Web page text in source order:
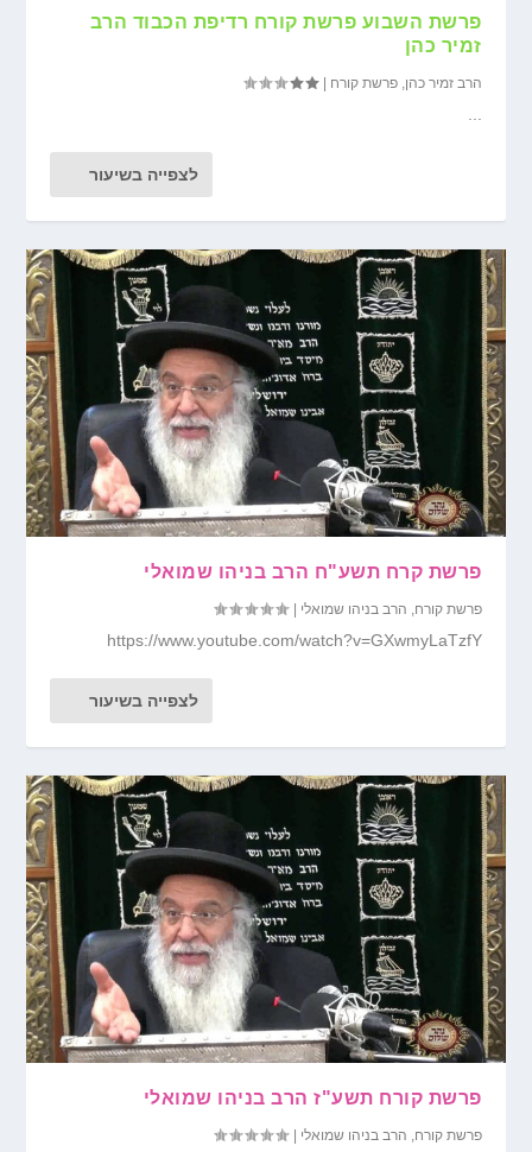
פרשת השבוע פרשת קורח רדיפת הכבוד הרב
זמיר כהן
הרב זמיר כהן,פרשת קורח |
...
לצפייה בשיעור
פרשת קרח תשע"ח הרב בניהו שמואלי
פרשת קורח, הרב בניהו שמואלי |
https://www.youtube.com/watch?v=GXwmyLaTzfY
לצפייה בשיעור
פרשת קורח תשע"ז הרב בניהו שמואלי
פרשת קורח, הרב בניהו שמואלי |